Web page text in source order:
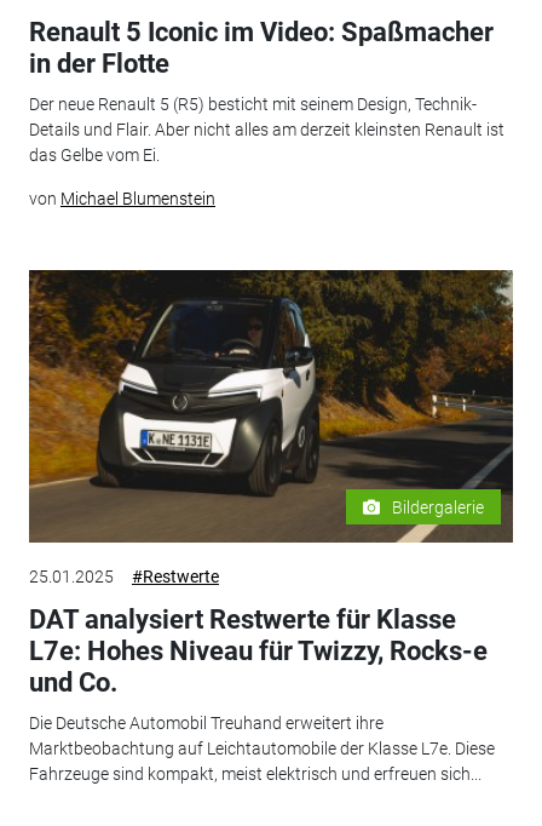
Renault 5 Iconic im Video: Spaßmacher
in der Flotte
Der neue Renault 5 (R5) besticht mit seinem Design, Technik-
Details und Flair. Aber nicht alles am derzeit kleinsten Renault ist
das Gelbe vom Ei.
von Michael Blumenstein
Bildergalerie
25.01.2025 #Restwerte
DAT analysiert Restwerte für Klasse
L7e: Hohes Niveau für Twizzy, Rocks-e
und Co.
Die Deutsche Automobil Treuhand erweitert ihre
Marktbeobachtung auf Leichtautomobile der Klasse L7e. Diese
Fahrzeuge sind kompakt, meist elektrisch und erfreuen sich...